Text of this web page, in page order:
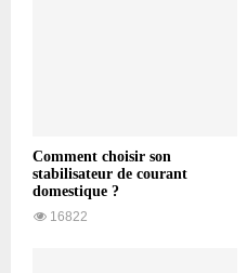
Comment choisir son
stabilisateur de courant
domestique ?
16822